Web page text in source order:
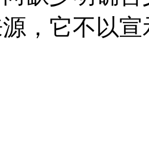
，它不以